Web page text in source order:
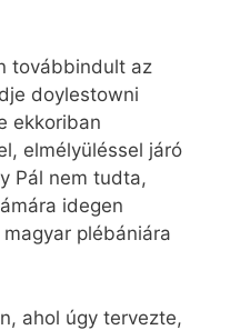
továbbindult az
doylestowni
ekkoriban
elmélyüléssel járó
Pál nem tudta,
idegen
plébániára
ahol úgy tervezte,